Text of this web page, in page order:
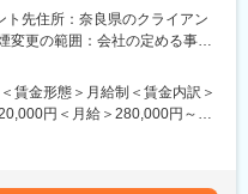
て活躍できます）
。しっかりとした共通認識と技
を決定できます。
退勤をずらせる制度などによ
ニア採用です。
案件をご用意！
ト先住所：奈良県のクライアン
変更の範囲：会社の定める事業
賃金形態＞月給制＜賃金内訳＞
円＜月給＞280,000円～